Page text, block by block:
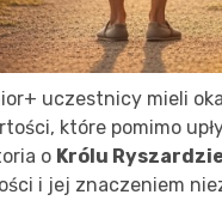
uczestnicy mieli
które pomimo
o Królu
i jej znaczeniem